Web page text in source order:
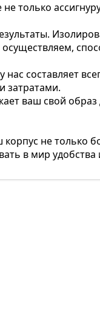
только
составляет
затратами.
ваш свой
не только
в мир удобства